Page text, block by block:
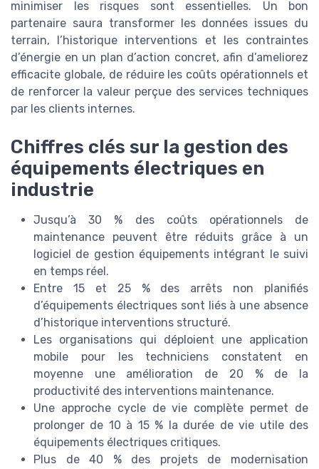
minimiser les risques sont essentielles. Un bon
partenaire saura transformer les données issues du
terrain, l’historique interventions et les contraintes
d’énergie en un plan d’action concret, afin d’ameliorez
efficacite globale, de réduire les coûts opérationnels et
de renforcer la valeur perçue des services techniques
par les clients internes.
Chiffres clés sur la gestion des
équipements électriques en
industrie
Jusqu’à 30 % des coûts opérationnels de
maintenance peuvent être réduits grâce à un
logiciel de gestion équipements intégrant le suivi
en temps réel.
Entre 15 et 25 % des arrêts non planifiés
d’équipements électriques sont liés à une absence
d’historique interventions structuré.
Les organisations qui déploient une application
mobile pour les techniciens constatent en
moyenne une amélioration de 20 % de la
productivité des interventions maintenance.
Une approche cycle de vie complète permet de
prolonger de 10 à 15 % la durée de vie utile des
équipements électriques critiques.
Plus de 40 % des projets de modernisation